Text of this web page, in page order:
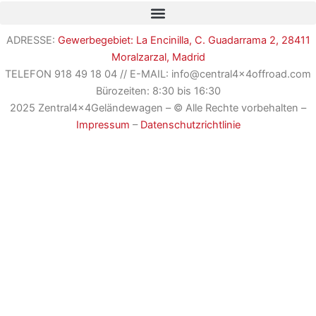
ADRESSE: Gewerbegebiet: La Encinilla, C. Guadarrama 2, 28411
Moralzarzal, Madrid
TELEFON 918 49 18 04 // E-MAIL: info@central4x4offroad.com
Bürozeiten: 8:30 bis 16:30
2025 Zentral4x4Geländewagen – © Alle Rechte vorbehalten –
Impressum – Datenschutzrichtlinie